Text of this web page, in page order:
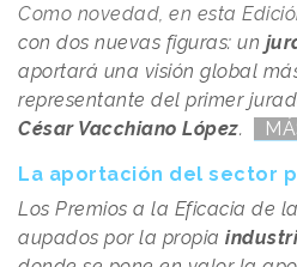
Como novedad, en esta
con dos nuevas figuras: un
aportará una visión global
representante del primer
César Vacchiano López.
La aportación del sector
Los Premios a la Eficacia de
aupados por la propia